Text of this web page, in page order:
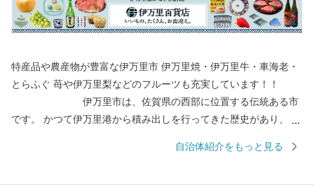
特産品や農産物が豊富な伊万里市 伊万里焼・伊万里牛・車海老・
とらふぐ 苺や伊万里梨などのフルーツも充実しています！！
です。 かつて伊万里港から積み出しを行ってきた歴史があり、伊
便利さはありませんが、心温かい人が集まり、心にゆとりある生
自治体紹介をもっと見る